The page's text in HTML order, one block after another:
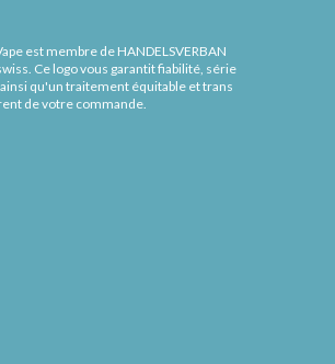
est membre de HANDELSVERBAN
Ce logo vous garantit fiabilité, série
qu'un traitement équitable et trans
de votre commande.